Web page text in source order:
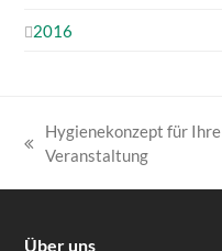
2016
vorheriger
Hygienekonzept für Ihre
Veranstaltung
Über uns